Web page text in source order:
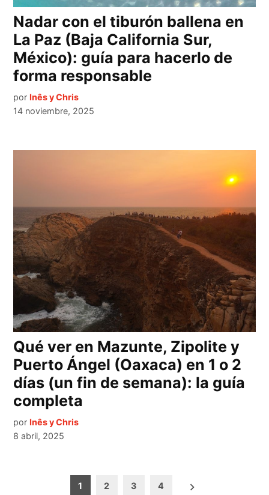
Nadar con el tiburón ballena en
La Paz (Baja California Sur,
México): guía para hacerlo de
forma responsable
por Inês y Chris
14 noviembre, 2025
Qué ver en Mazunte, Zipolite y
Puerto Ángel (Oaxaca) en 1 o 2
días (un fin de semana): la guía
completa
por Inês y Chris
8 abril, 2025
Paginación
1 2 3 4